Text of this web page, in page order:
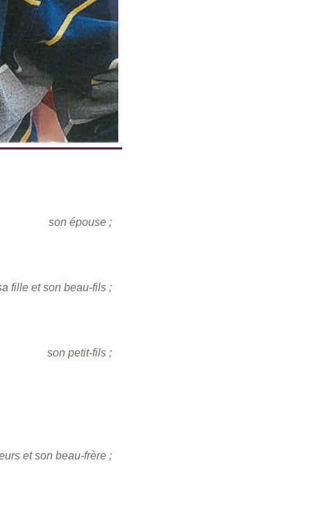
son épouse ;
fille et son beau-fils ;
son petit-fils ;
et son beau-frère ;